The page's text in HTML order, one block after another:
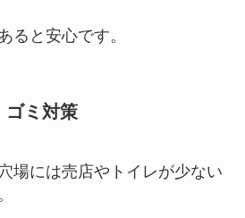
ると安心です。
ゴミ対策
場には売店やトイレが少ない